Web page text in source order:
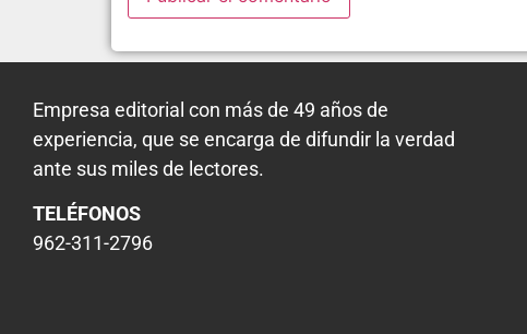
Empresa editorial con más de 49 años de
experiencia, que se encarga de difundir la verdad
ante sus miles de lectores.
TELÉFONOS
962-311-2796